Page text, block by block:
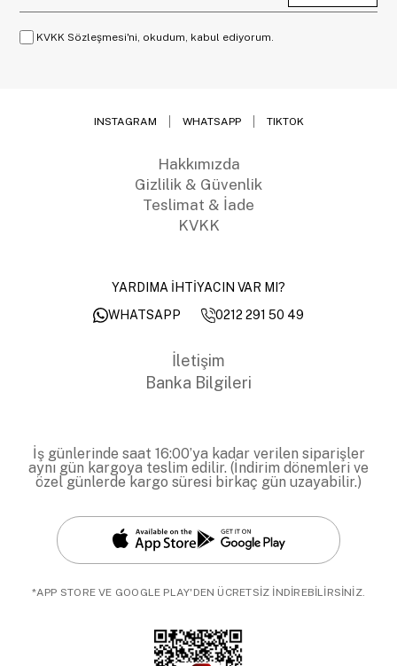
KVKK Sözleşmesi'ni, okudum, kabul ediyorum.
INSTAGRAM WHATSAPP TIKTOK
Hakkımızda
Gizlilik & Güvenlik
Teslimat & İade
KVKK
YARDIMA İHTİYACIN VAR MI?
WHATSAPP
0212 291 50 49
İletişim
Banka Bilgileri
İş günlerinde saat 16:00’ya kadar verilen siparişler
aynı gün kargoya teslim edilir. (İndirim dönemleri ve
özel günlerde kargo süresi birkaç gün uzayabilir.)
*APP STORE VE GOOGLE PLAY'DEN ÜCRETSİZ İNDİREBİLİRSİNİZ.